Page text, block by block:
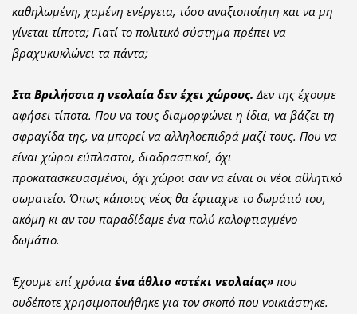
καθηλωμένη, χαμένη ενέργεια, τόσο αναξιοποίητη και να μη
γίνεται τίποτα; Γιατί το πολιτικό σύστημα πρέπει να
βραχυκυκλώνει τα πάντα;
Στα Βριλήσσια η νεολαία δεν έχει χώρους. Δεν της έχουμε
αφήσει τίποτα. Που να τους διαμορφώνει η ίδια, να βάζει τη
σφραγίδα της, να μπορεί να αλληλοεπιδρά μαζί τους. Που να
είναι χώροι εύπλαστοι, διαδραστικοί, όχι
προκατασκευασμένοι, όχι χώροι σαν να είναι οι νέοι αθλητικό
σωματείο. Όπως κάποιος νέος θα έφτιαχνε το δωμάτιό του,
ακόμη κι αν του παραδίδαμε ένα πολύ καλοφτιαγμένο
δωμάτιο.
Έχουμε επί χρόνια ένα άθλιο «στέκι νεολαίας»που
ουδέποτε χρησιμοποιήθηκε για τον σκοπό που νοικιάστηκε.